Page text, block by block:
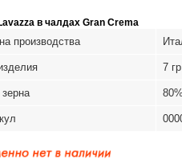
в чалдах Gran Crema
производства
7